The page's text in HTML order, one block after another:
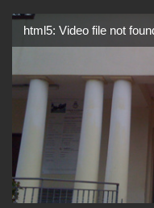
html5: Video file not